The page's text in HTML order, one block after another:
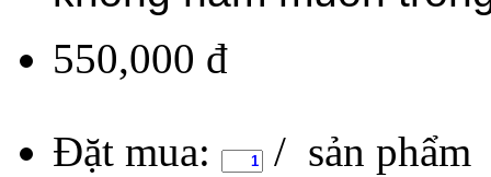
550,000 đ
Đặt mua:
/ sản phẩm